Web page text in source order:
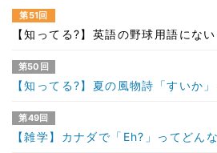
第51回
【知ってる?】英語の野球用語にな
第50回
【知ってる?】夏の風物詩「すいか
第49回
【雑学】カナダで「Eh?」ってどん